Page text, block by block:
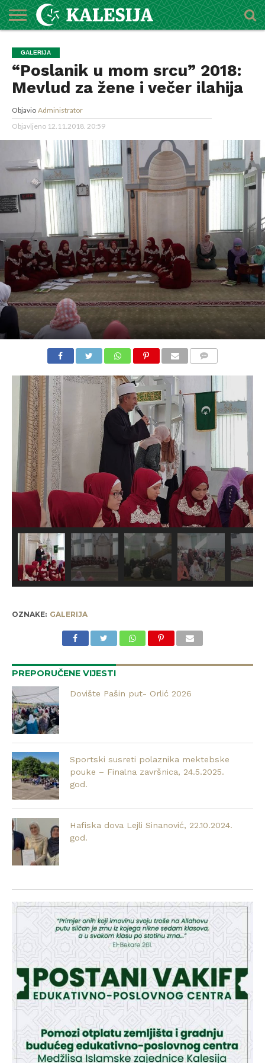
O
MEDŽLISU
DŽEMATI
IMAMI
MEKTEBSKI
CENTAR
VIJESTI
HUTBE
NAJAVE
KALENDAR
KONTAKT
GALERIJA
“Poslanik u mom srcu” 2018:
Mevlud za žene i večer ilahija
Objavio Administrator
Objavljeno 12.11.2018. 20:59
OZNAKE: GALERIJA
PREPORUČENE VIJESTI
Dovište Pašin put- Orlić 2026
Sportski susreti polaznika mektebske
pouke – Finalna završnica, 24.5.2025.
god.
Hafiska dova Lejli Sinanović, 22.10.2024.
god.